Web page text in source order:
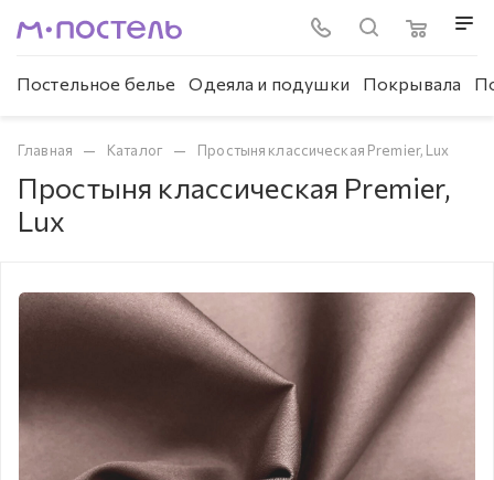
Постельное белье Одеяла и подушки Покрывала
Главная — Каталог — Простыня классическая Premier, Lux
Простыня классическая Premier,
Lux